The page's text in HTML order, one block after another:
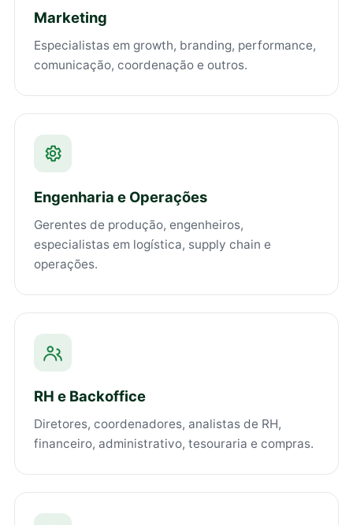
Marketing
Especialistas em growth, branding, performance,
comunicação, coordenação e outros.
Engenharia e Operações
Gerentes de produção, engenheiros,
especialistas em logística, supply chain e
operações.
RH e Backoffice
Diretores, coordenadores, analistas de RH,
financeiro, administrativo, tesouraria e compras.